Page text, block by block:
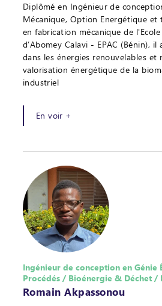
Diplômé en Ingénieur de
Mécanique, Option Energétique et
en fabrication mécanique de
d’Abomey Calavi - EPAC (Bénin),
dans les énergies renouvelables et
valorisation énergétique de la
industriel
En voir +
Ingénieur de conception en Génie
Procédés / Bioénergie & Déchet /
Romain Akpassonou